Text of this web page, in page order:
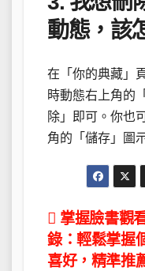
動態，該
在「你的典藏」
時動態右上角的
除」即可。你也
角的「儲存」圖
文
章
掌握臉書觀
錄：輕鬆掌握
喜好，精準推